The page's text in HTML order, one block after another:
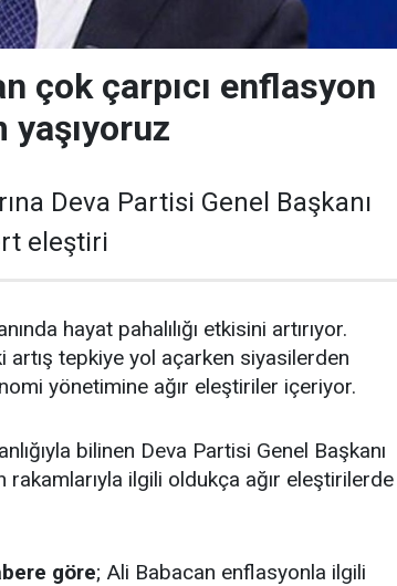
çok çarpıcı enflasyon
yaşıyoruz
Deva Partisi Genel Başkanı
eleştiri
hayat pahalılığı etkisini artırıyor.
artış tepkiye yol açarken siyasilerden
yönetimine ağır eleştiriler içeriyor.
bilinen Deva Partisi Genel Başkanı
ilgili oldukça ağır eleştirilerde
göre; Ali Babacan enflasyonla ilgili